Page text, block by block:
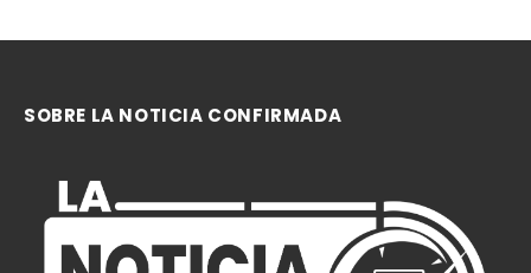
SOBRE LA NOTICIA CONFIRMADA